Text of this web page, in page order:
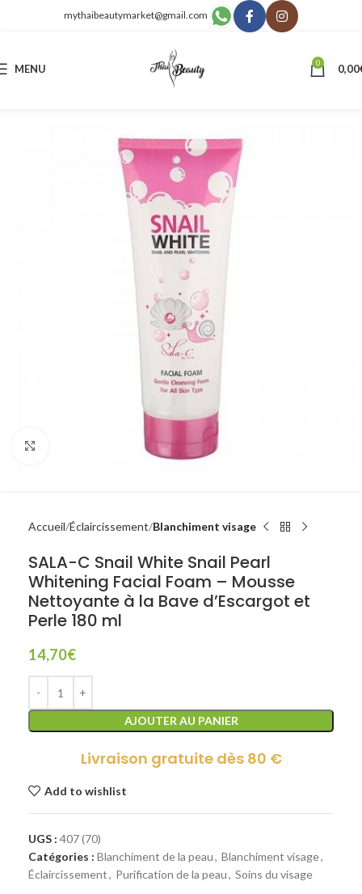
mythaibeautymarket@gmail.com
MENU 0 0,00
Accueil Éclaircissement Blanchiment visage
SALA-C Snail White Snail Pearl
Whitening Facial Foam – Mousse
Nettoyante à la Bave d’Escargot et
Perle 180 ml
14,70€
AJOUTER AU PANIER
Livraison gratuite dès 80 €
Add to wishlist
UGS : 407 (70)
Catégories : Blanchiment de la peau, Blanchiment visage,
Éclaircissement, Purification de la peau, Soins du visage